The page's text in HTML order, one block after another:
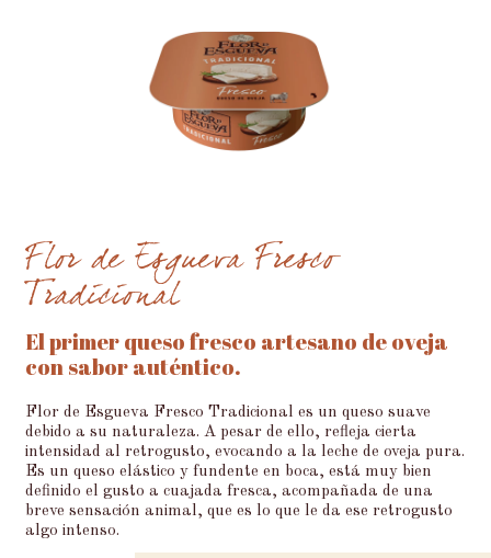
Flor de Esgueva Fresco
Tradicional
El primer queso fresco artesano de oveja
con sabor auténtico.
Flor de Esgueva Fresco Tradicional es un queso suave
debido a su naturaleza. A pesar de ello, refleja cierta
intensidad al retrogusto, evocando a la leche de oveja pura.
Es un queso elástico y fundente en boca, está muy bien
definido el gusto a cuajada fresca, acompañada de una
breve sensación animal, que es lo que le da ese retrogusto
algo intenso.